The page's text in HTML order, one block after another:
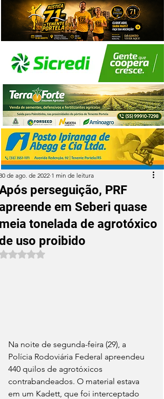
perseguição, PRF
em Seberi quase
tonelada de agrotóxico
uso proibido
de ago. de 2022 1 min de leitura
Avaliado com NaN de 5 estrelas.
Na noite de segunda-feira (29), a
Polícia Rodoviária Federal apreendeu
440 quilos de agrotóxicos
contrabandeados. O material estava
em um Kadett, que foi interceptado